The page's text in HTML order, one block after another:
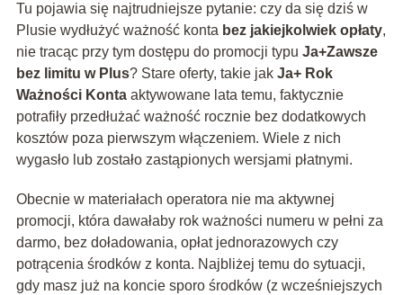
Tu pojawia się najtrudniejsze pytanie: czy da się dziś w
Plusie wydłużyć ważność konta bez jakiejkolwiek opłaty,
nie tracąc przy tym dostępu do promocji typu Ja+Zawsze
bez limitu w Plus? Stare oferty, takie jak Ja+ Rok
Ważności Kontaaktywowane lata temu, faktycznie
potrafiły przedłużać ważność rocznie bez dodatkowych
kosztów poza pierwszym włączeniem. Wiele z nich
wygasło lub zostało zastąpionych wersjami płatnymi.
Obecnie w materiałach operatora nie ma aktywnej
promocji, która dawałaby rok ważności numeru w pełni za
darmo, bez doładowania, opłat jednorazowych czy
potrącenia środków z konta. Najbliżej temu do sytuacji,
gdy masz już na koncie sporo środków (z wcześniejszych